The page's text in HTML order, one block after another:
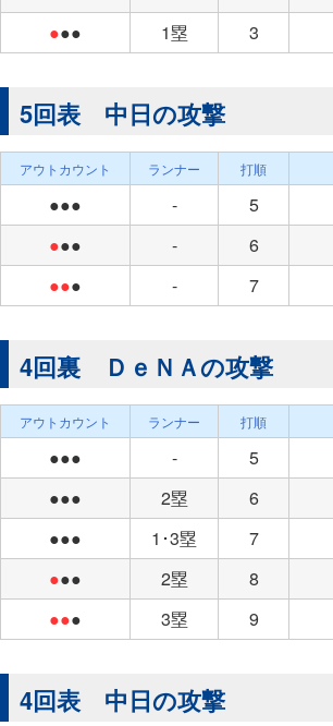
●●● 1塁 3
5回表 中日の攻撃
アウトカウント ランナー 打順
●●● - 5
●●● - 6
●●● - 7
4回裏 ＤｅＮＡの攻撃
アウトカウント ランナー 打順
●●● - 5
●●●
2塁 6
●●●
1･3塁 7
●●● 2塁 8
●●● 3塁 9
4回表 中日の攻撃